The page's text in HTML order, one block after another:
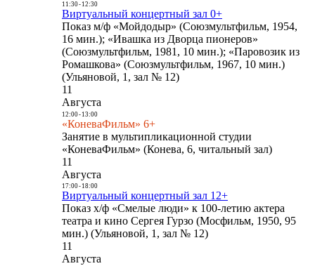
11:30- 12:30
Виртуальный концертный зал 0+
Показ м/ф «Мойдодыр» (Союзмультфильм, 1954,
16 мин.); «Ивашка из Дворца пионеров»
(Союзмультфильм, 1981, 10 мин.); «Паровозик из
Ромашкова» (Союзмультфильм, 1967, 10 мин.)
(Ульяновой, 1, зал № 12)
11
Августа
12:00- 13:00
«КоневаФильм» 6+
Занятие в мультипликационной студии
«КоневаФильм» (Конева, 6, читальный зал)
11
Августа
17:00- 18:00
Виртуальный концертный зал 12+
Показ х/ф «Смелые люди» к 100-летию актера
театра и кино Сергея Гурзо (Мосфильм, 1950, 95
мин.) (Ульяновой, 1, зал № 12)
11
Августа